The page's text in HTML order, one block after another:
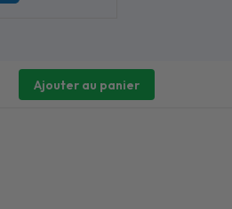
Ajouter au panier